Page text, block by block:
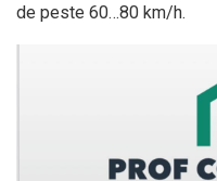
de peste 60…80 km/h.